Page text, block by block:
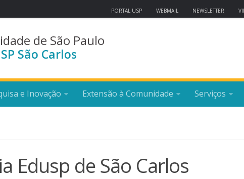
PORTAL USP WEBMAIL NEWSLETTER
de São Paulo
São Carlos
e Inovação Extensão à Comunidade Serviços
Edusp de São Carlos